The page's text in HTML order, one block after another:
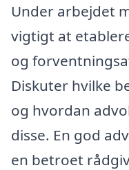
Under arbejdet
vigtigt at
og
Diskuter hvilke
og hvordan
disse. En god
en betroet